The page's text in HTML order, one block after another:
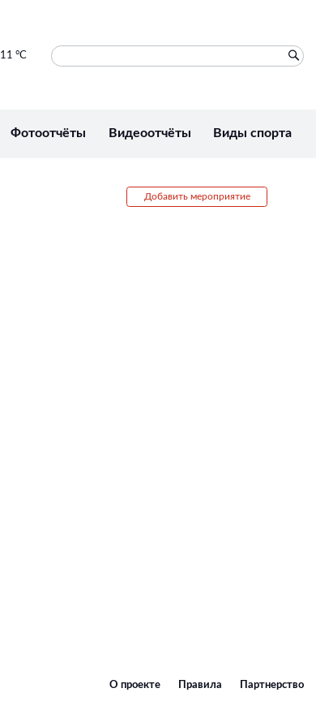
11 °C
Фотоотчёты Видеоотчёты Виды спорта
Добавить мероприятие
О проекте Правила Партнерство